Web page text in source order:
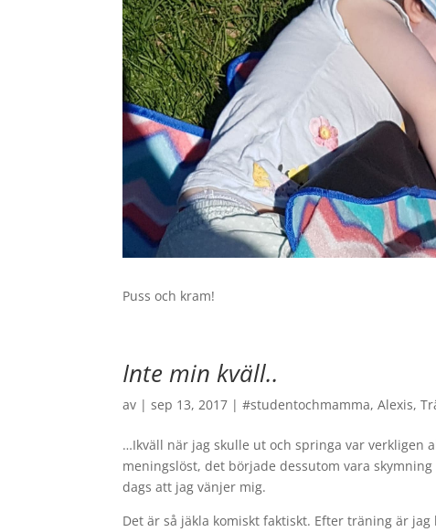
Puss och kram!
Inte min kväll..
av |sep 13, 2017 |#studentochmamma,Alexis,
…Ikväll när jag skulle ut och springa var verkligen
meningslöst, det började dessutom vara
dags att jag vänjer mig.
Det är så jäkla komiskt faktiskt. Efter träning är